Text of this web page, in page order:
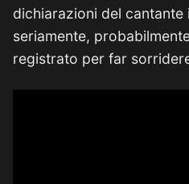
dichiarazioni del
seriamente,
registrato per far